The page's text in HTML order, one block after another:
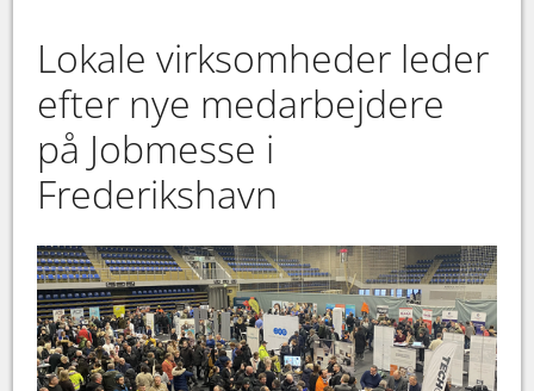
Lokale virksomheder leder
efter nye medarbejdere
på Jobmesse i
Frederikshavn